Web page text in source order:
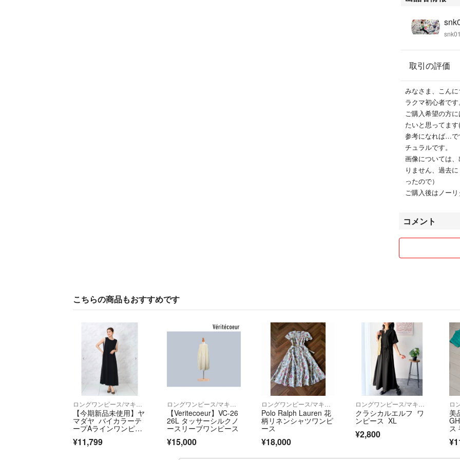
取引の評価
みなさま、こん
ラクマ初心者で
ご購入希望の方
たいと思ってま
参考になれば…で
チュラルです。
画像については
りません、過去
ったので）
ご購入後はノー
コメント
こちらの商品もおすすめです
【今期新品未使用】ヤ
マダヤ バイカラーテ
ープAラインワンピー
ス FENNEL
¥11,799
【Veritecoeur】VC-26
26L タッサーシルクノ
ースリーブワンピース
¥15,000
Polo Ralph Lauren 花
柄リネンシャツワンピ
ース
¥18,000
クラシカルエルフ ワ
ンピース XL
¥2,800
美
ス